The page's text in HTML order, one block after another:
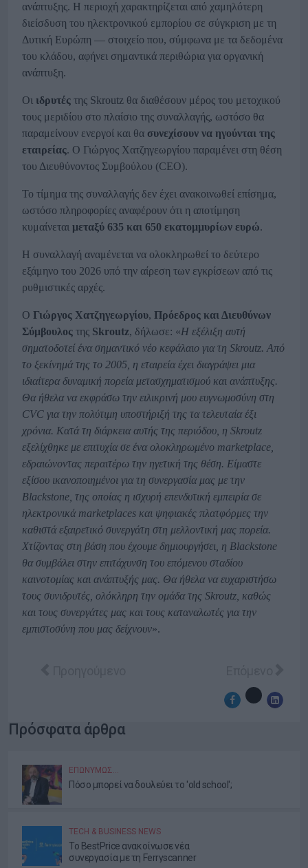
ανάπτυξης. Η περιοχή χαρακτηρίζεται από χαμηλότερη
διείσδυση του ηλεκτρονικού εμπορίου σε σύγκριση με τη
Δυτική Ευρώπη — στοιχείο που, σύμφωνα με τα δεδομένα
του κλάδου, αφήνει σημαντικά περιθώρια για οργανική
ανάπτυξη.
Οι ιδρυτές της Skroutz θα διαθέσουν μέρος του μετοχικού
τους μεριδίου στο πλαίσιο της συναλλαγής, ωστόσο θα
παραμείνουν ενεργοί και θα συνεχίσουν να ηγούνται της
εταιρείας. Ο Γιώργος Χατζηγεωργίου παραμένει στη θέση
του Διευθύνοντος Συμβούλου (CEO).
Το τίμημα της συναλλαγής δεν έχει ανακοινωθεί επίσημα,
ωστόσο πληροφορίες αναφέρουν ότι η αποτίμηση
κυμαίνεται μεταξύ 635 και 650 εκατομμυρίων ευρώ.
Η συναλλαγή αναμένεται να ολοκληρωθεί το δεύτερο
εξάμηνο του 2026 υπό την αίρεση των εγκρίσεων από τις
ρυθμιστικές αρχές.
Ο Γιώργος Χατζηγεωργίου, Πρόεδρος και Διευθύνων
Σύμβουλος της Skroutz, δήλωσε: «Η εξέλιξη αυτή
σηματοδοτεί ένα σημαντικό νέο κεφάλαιο για τη Skroutz. Από
το ξεκίνημά της το 2005, η εταιρεία έχει διαγράψει μια
ιδιαίτερα δυναμική πορεία μετασχηματισμού και ανάπτυξης.
Θα ήθελα να εκφράσω την ειλικρινή μου ευγνωμοσύνη στη
CVC για την πολύτιμη υποστήριξή της τα τελευταία έξι
χρόνια. Κατά τη διάρκεια αυτής της περιόδου, η Skroutz
εξελίχθηκε με επιτυχία σε ένα ολοκληρωμένο marketplace,
εδραιώνοντας περαιτέρω την ηγετική της θέση. Είμαστε
εξίσου ικανοποιημένοι για τη συνεργασία μας με την
Blackstone, της οποίας η ισχυρή επενδυτική εμπειρία σε
ηλεκτρονικά marketplaces και ψηφιακές πλατφόρμες την
καθιστά εξαιρετικό συνεργάτη στη μελλοντική μας πορεία.
Χτίζοντας στη βάση που έχουμε δημιουργήσει, η Blackstone
θα συμβάλει στην επιτάχυνση του επόμενου σταδίου
καινοτομίας και ανάπτυξής μας. Θα ήθελα να ευχαριστήσω
τους συνιδρυτές, ολόκληρη την ομάδα της Skroutz, καθώς
και τους συνεργάτες μας και τους καταναλωτές για την
εμπιστοσύνη που μας δείχνουν».
Πρόσφατα άρθρα
ΕΠΩΝΎΜΩΣ…
Πόσο μπορεί να δουλεύει το 'old school';
TECH & BUSINESS NEWS
Το BestPrice ανακοίνωσε νέα
συνεργασία με τη Ferryscanner